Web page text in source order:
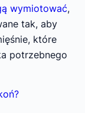
wymiotować,
tak, aby
które
potrzebnego